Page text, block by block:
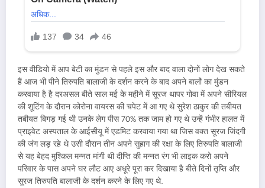
इस वीडियो में आप बेटी का मुंडन से पहले इस और बाद वाला दोनों लोग देख सकते
हैं आज भी पीने तिरुपति बालाजी के दर्शन करने के बाद अपने बालों का मुंडन
करवाया है है दरअसल बीते साल मई के महीने में सूरज थापर गोवा में अपने सीरियल
की शूटिंग के दौरान कोरोना वायरस की चपेट में आ गए थे सुरेश ठाकुर की तबीयत
तबीयत बिगड़ गई थी उनके लेग पीस 70% तक जाम हो गए थे उन्हें गंभीर हालत में
प्राइवेट अस्पताल के आईसीयू में एडमिट करवाया गया था जिस वक्त सूरज जिंदगी
की जंग लड़ रहे थे उसी दौरान तीन अपने सुहाग की रक्षा के लिए तिरुपति बालाजी
से यह बेहद मुश्किल मन्नत मांगी थी दीप्ति की मन्नत रंग भी लाइक करो अपने
परिवार के पास अपने घर लौट आए अधूरे पूरा कर दिखाया है बीते दिनों तृप्ति और
सूरज तिरुपति बालाजी के दर्शन करने के लिए गए थे.